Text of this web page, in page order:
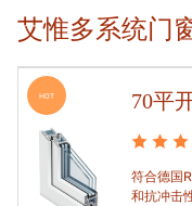
艾惟多系统门
HOT 70平
符合德国
和抗冲击